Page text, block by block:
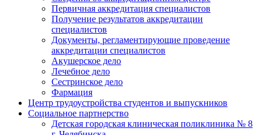
Первичная аккредитация специалистов
Получение результатов аккредитации
специалистов
Документы, регламентирующие проведение
аккредитации специалистов
Акушерское дело
Лечебное дело
Сестринское дело
Фармация
Центр трудоустройства студентов и выпускников
Социальное партнерство
Детская городская клиническая поликлиника № 8